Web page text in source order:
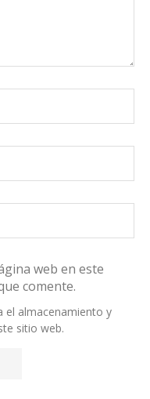
web en este
comente.
el almacenamiento y
sitio web.